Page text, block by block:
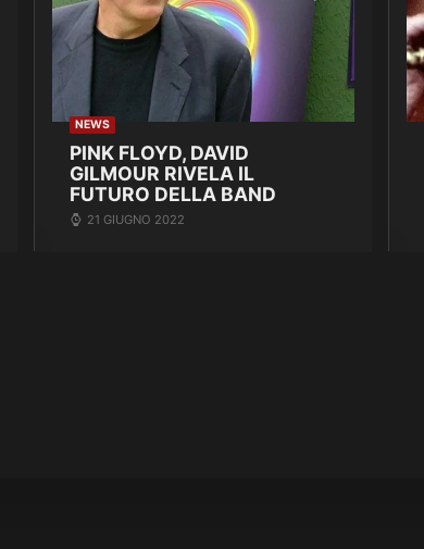
NEWS
PINK FLOYD, DAVID
GILMOUR RIVELA IL
FUTURO DELLA BAND
21 GIUGNO 2022